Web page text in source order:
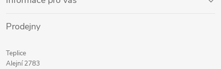
Prodejny
Teplice
Alejní 2783